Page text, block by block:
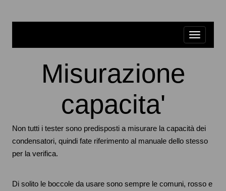
Misurazione
capacita'
Non tutti i tester sono predisposti a misurare la capacità dei
condensatori, quindi fate riferimento al manuale dello stesso
per la verifica.
Di solito le boccole da usare sono sempre le comuni, rosso e